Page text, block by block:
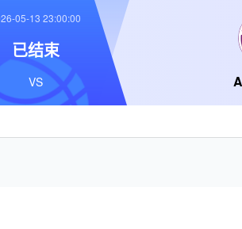
05-13 23:00:00
已结束
VS